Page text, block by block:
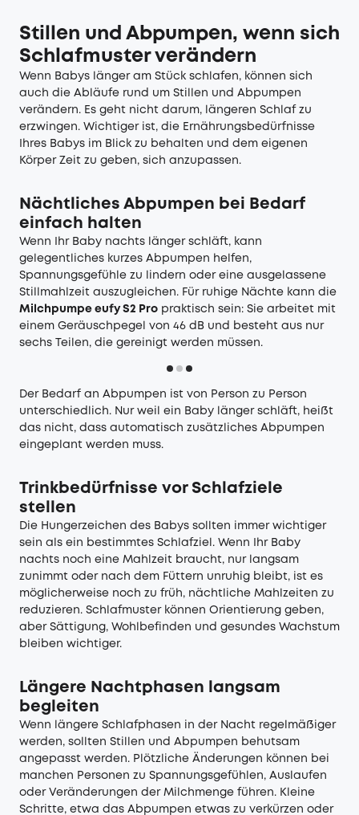
Stillen und Abpumpen, wenn sich
Schlafmuster verändern
Wenn Babys länger am Stück schlafen, können sich
auch die Abläufe rund um Stillen und Abpumpen
verändern. Es geht nicht darum, längeren Schlaf zu
erzwingen. Wichtiger ist, die Ernährungsbedürfnisse
Ihres Babys im Blick zu behalten und dem eigenen
Körper Zeit zu geben, sich anzupassen.
Nächtliches Abpumpen bei Bedarf
einfach halten
Wenn Ihr Baby nachts länger schläft, kann
gelegentliches kurzes Abpumpen helfen,
Spannungsgefühle zu lindern oder eine ausgelassene
Stillmahlzeit auszugleichen. Für ruhige Nächte kann die
Milchpumpe eufy S2 Pro praktisch sein: Sie arbeitet mit
einem Geräuschpegel von 46 dB und besteht aus nur
sechs Teilen, die gereinigt werden müssen.
Der Bedarf an Abpumpen ist von Person zu Person
unterschiedlich. Nur weil ein Baby länger schläft, heißt
das nicht, dass automatisch zusätzliches Abpumpen
eingeplant werden muss.
Trinkbedürfnisse vor Schlafziele
stellen
Die Hungerzeichen des Babys sollten immer wichtiger
sein als ein bestimmtes Schlafziel. Wenn Ihr Baby
nachts noch eine Mahlzeit braucht, nur langsam
zunimmt oder nach dem Füttern unruhig bleibt, ist es
möglicherweise noch zu früh, nächtliche Mahlzeiten zu
reduzieren. Schlafmuster können Orientierung geben,
aber Sättigung, Wohlbefinden und gesundes Wachstum
bleiben wichtiger.
Längere Nachtphasen langsam
begleiten
Wenn längere Schlafphasen in der Nacht regelmäßiger
werden, sollten Stillen und Abpumpen behutsam
angepasst werden. Plötzliche Änderungen können bei
manchen Personen zu Spannungsgefühlen, Auslaufen
oder Veränderungen der Milchmenge führen. Kleine
Schritte, etwa das Abpumpen etwas zu verkürzen oder